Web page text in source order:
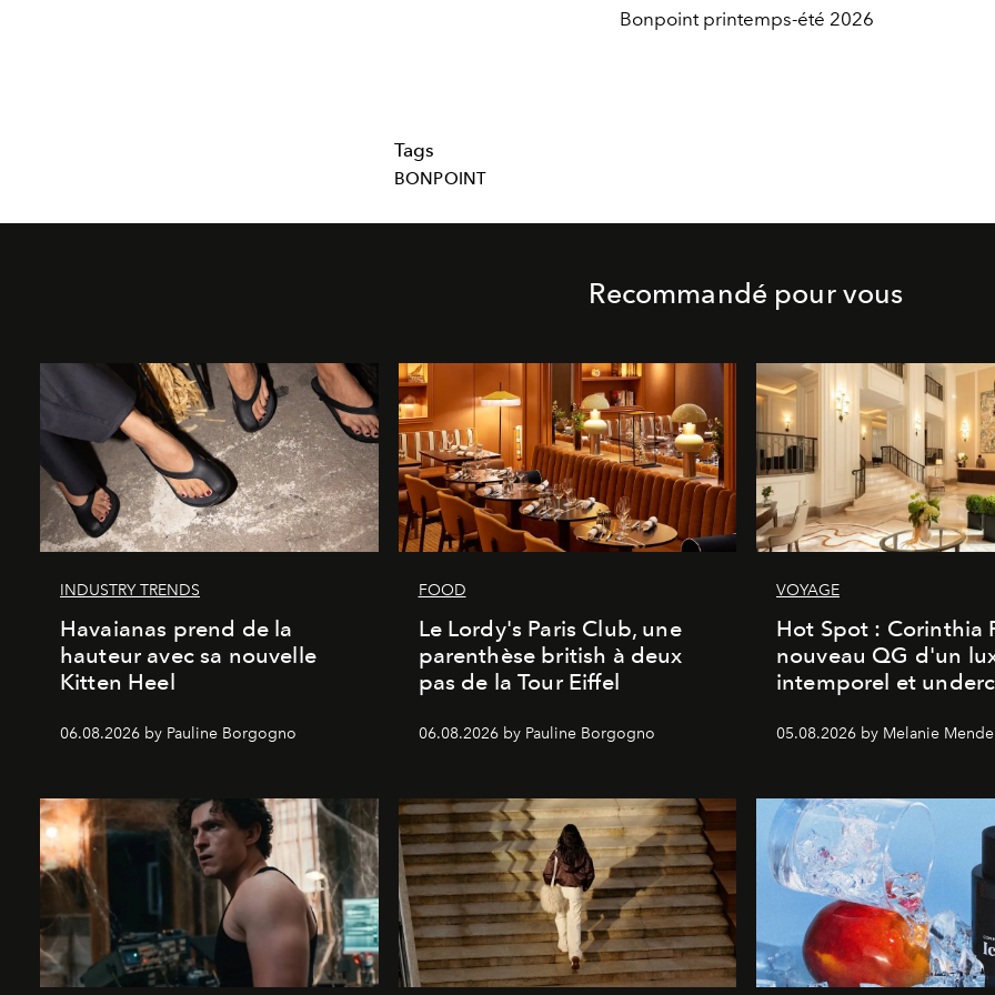
Bonpoint printemps-été 2026
Tags
BONPOINT
Recommandé pour vous
INDUSTRY TRENDS
Havaianas prend de la
hauteur avec sa nouvelle
Kitten Heel
06.08.2026 by Pauline Borgogno
FOOD
Le Lordy's Paris Club, une
parenthèse british à deux
pas de la Tour Eiffel
06.08.2026 by Pauline Borgogno
VOYAGE
Hot Spot : Corinthia
nouveau QG d'un
intemporel et
05.08.2026 by Melanie